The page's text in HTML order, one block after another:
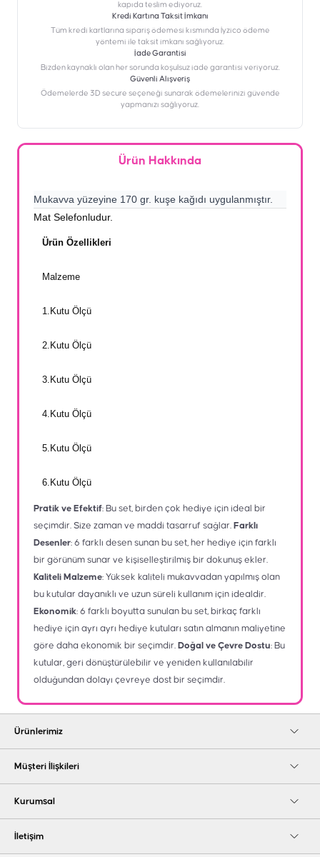
kapıda teslim ediyoruz.
Kredi Kartına Taksit İmkanı
‎Tüm kredi kartlarına sipariş ödemesi kısmında İyzico ödeme
yöntemi ile taksit imkanı sağlıyoruz.
İade Garantisi
Bizden kaynaklı olan her sorunda koşulsuz iade garantisi veriyoruz.
Güvenli Alışveriş
Ödemelerde 3D secure seçeneği sunarak ödemelerinizi güvende
yapmanızı sağlıyoruz.
Ürün Hakkında
Mukavva yüzeyine 170 gr. kuşe kağıdı uygulanmıştır.
Mat Selefonludur.
Ürün Özellikleri
Malzeme
1.Kutu Ölçü
2.Kutu Ölçü
3.Kutu Ölçü
4.Kutu Ölçü
5.Kutu Ölçü
6.Kutu Ölçü
Pratik ve Efektif: Bu set, birden çok hediye için ideal bir
seçimdir. Size zaman ve maddi tasarruf sağlar. Farklı
Desenler: 6 farklı desen sunan bu set, her hediye için farklı
bir görünüm sunar ve kişiselleştirilmiş bir dokunuş ekler.
Kaliteli Malzeme: Yüksek kaliteli mukavvadan yapılmış olan
bu kutular dayanıklı ve uzun süreli kullanım için idealdir.
Ekonomik: 6 farklı boyutta sunulan bu set, birkaç farklı
hediye için ayrı ayrı hediye kutuları satın almanın maliyetine
göre daha ekonomik bir seçimdir. Doğal ve Çevre Dostu: Bu
kutular, geri dönüştürülebilir ve yeniden kullanılabilir
olduğundan dolayı çevreye dost bir seçimdir.
Ürünlerimiz
Müşteri İlişkileri
Kurumsal
İletişim